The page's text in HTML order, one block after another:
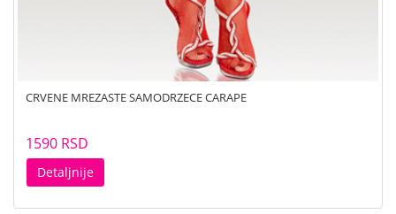
CRVENE MREZASTE SAMODRZECE CARAPE
1590 RSD
Detaljnije